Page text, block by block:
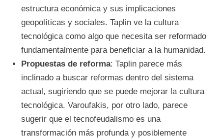
estructura económica y sus implicaciones
geopolíticas y sociales. Taplin ve la cultura
tecnológica como algo que necesita ser reformado
fundamentalmente para beneficiar a la humanidad.
Propuestas de reforma: Taplin parece más
inclinado a buscar reformas dentro del sistema
actual, sugiriendo que se puede mejorar la cultura
tecnológica. Varoufakis, por otro lado, parece
sugerir que el tecnofeudalismo es una
transformación más profunda y posiblemente